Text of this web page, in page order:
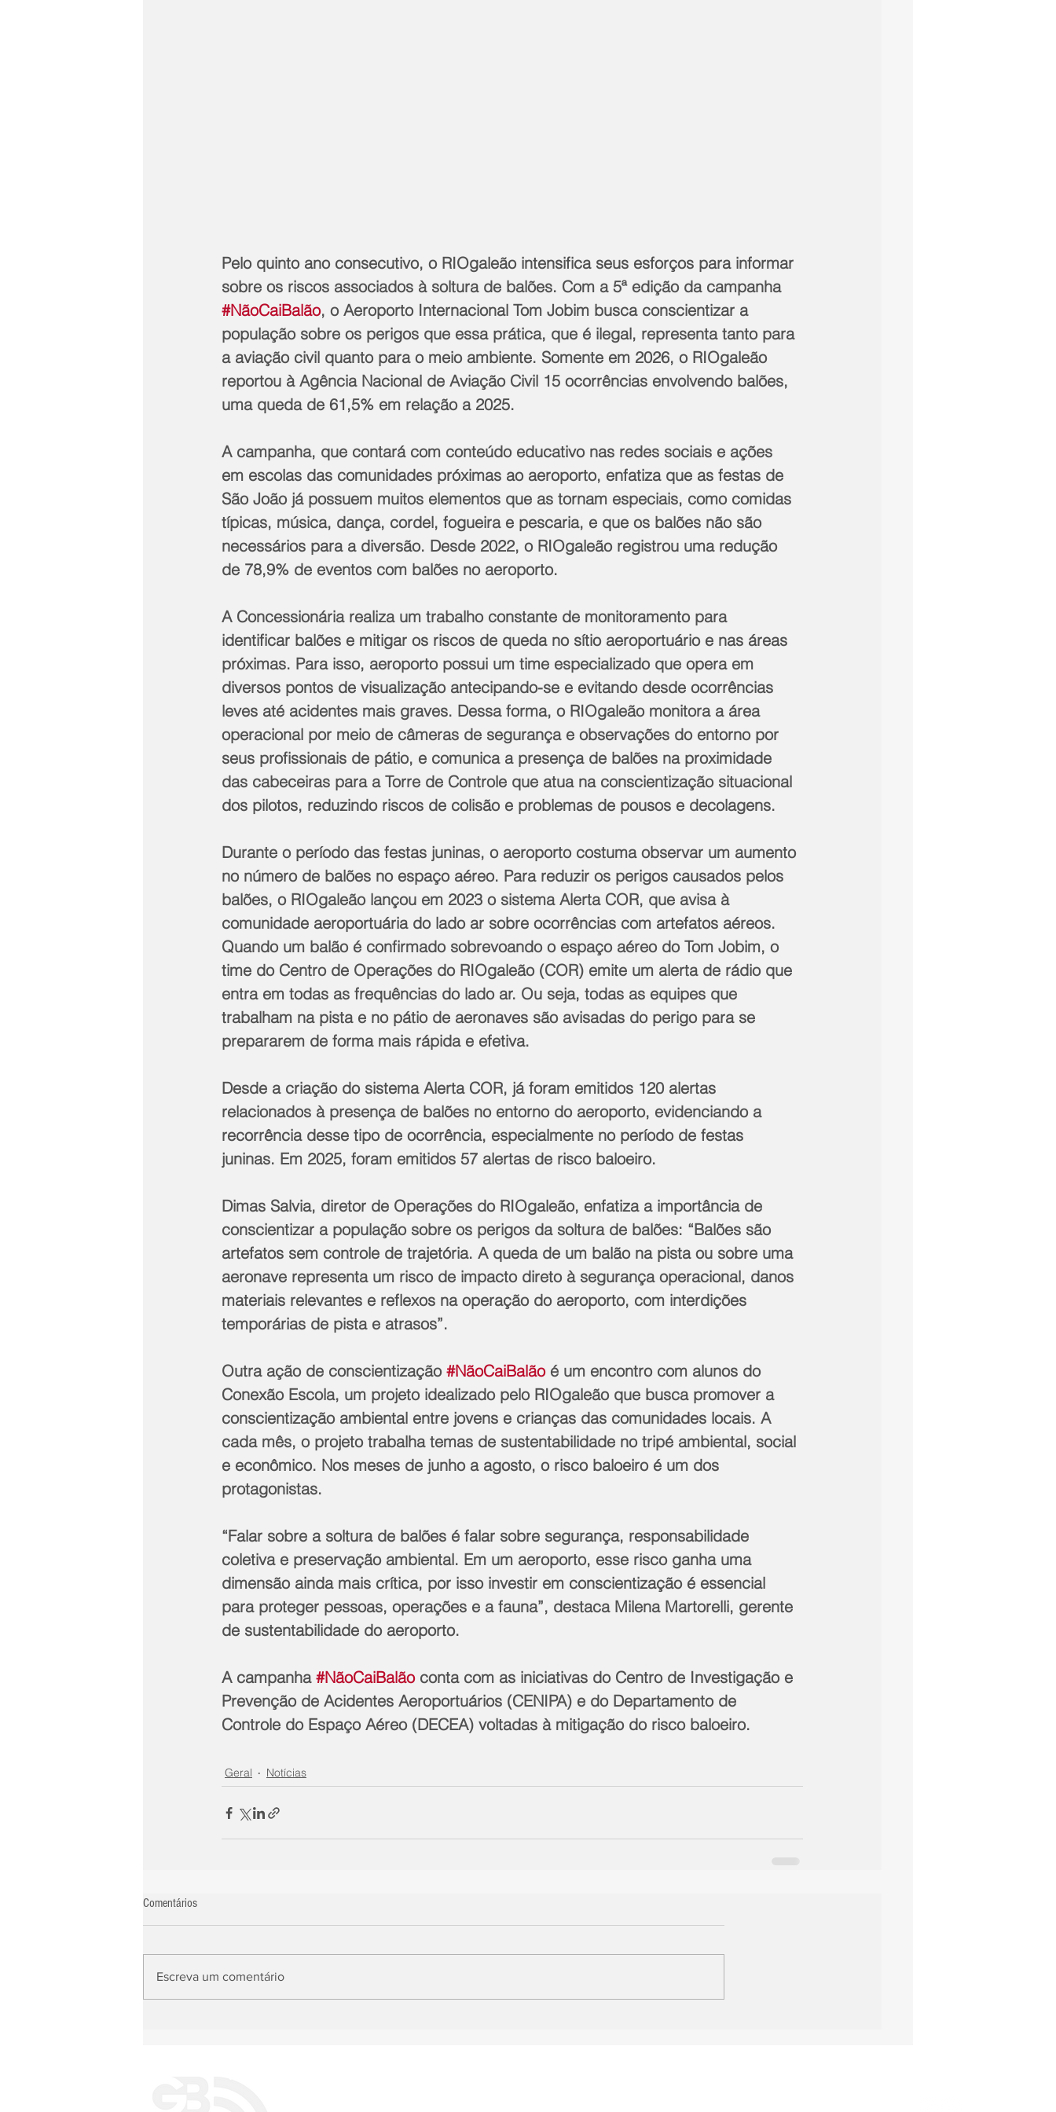
Pelo quinto ano consecutivo, o RIOgaleão intensifica seus esforços para informar
sobre os riscos associados à soltura de balões. Com a 5ª edição da campanha
#NãoCaiBalão, o Aeroporto Internacional Tom Jobim busca conscientizar a
população sobre os perigos que essa prática, que é ilegal, representa tanto para
a aviação civil quanto para o meio ambiente. Somente em 2026, o RIOgaleão
reportou à Agência Nacional de Aviação Civil 15 ocorrências envolvendo balões,
uma queda de 61,5% em relação a 2025.
A campanha, que contará com conteúdo educativo nas redes sociais e ações
em escolas das comunidades próximas ao aeroporto, enfatiza que as festas de
São João já possuem muitos elementos que as tornam especiais, como comidas
típicas, música, dança, cordel, fogueira e pescaria, e que os balões não são
necessários para a diversão. Desde 2022, o RIOgaleão registrou uma redução
de 78,9% de eventos com balões no aeroporto.
A Concessionária realiza um trabalho constante de monitoramento para
identificar balões e mitigar os riscos de queda no sítio aeroportuário e nas áreas
próximas. Para isso, aeroporto possui um time especializado que opera em
diversos pontos de visualização antecipando-se e evitando desde ocorrências
leves até acidentes mais graves. Dessa forma, o RIOgaleão monitora a área
operacional por meio de câmeras de segurança e observações do entorno por
seus profissionais de pátio, e comunica a presença de balões na proximidade
das cabeceiras para a Torre de Controle que atua na conscientização situacional
dos pilotos, reduzindo riscos de colisão e problemas de pousos e decolagens.
Durante o período das festas juninas, o aeroporto costuma observar um aumento
no número de balões no espaço aéreo. Para reduzir os perigos causados pelos
balões, o RIOgaleão lançou em 2023 o sistema Alerta COR, que avisa à
comunidade aeroportuária do lado ar sobre ocorrências com artefatos aéreos.
Quando um balão é confirmado sobrevoando o espaço aéreo do Tom Jobim, o
time do Centro de Operações do RIOgaleão (COR) emite um alerta de rádio que
entra em todas as frequências do lado ar. Ou seja, todas as equipes que
trabalham na pista e no pátio de aeronaves são avisadas do perigo para se
prepararem de forma mais rápida e efetiva.
Desde a criação do sistema Alerta COR, já foram emitidos 120 alertas
relacionados à presença de balões no entorno do aeroporto, evidenciando a
recorrência desse tipo de ocorrência, especialmente no período de festas
juninas. Em 2025, foram emitidos 57 alertas de risco baloeiro.
Dimas Salvia, diretor de Operações do RIOgaleão, enfatiza a importância de
conscientizar a população sobre os perigos da soltura de balões: “Balões são
artefatos sem controle de trajetória. A queda de um balão na pista ou sobre uma
aeronave representa um risco de impacto direto à segurança operacional, danos
materiais relevantes e reflexos na operação do aeroporto, com interdições
temporárias de pista e atrasos”.
Outra ação de conscientização #NãoCaiBalão é um encontro com alunos do
Conexão Escola, um projeto idealizado pelo RIOgaleão que busca promover a
conscientização ambiental entre jovens e crianças das comunidades locais. A
cada mês, o projeto trabalha temas de sustentabilidade no tripé ambiental, social
e econômico. Nos meses de junho a agosto, o risco baloeiro é um dos
protagonistas.
“Falar sobre a soltura de balões é falar sobre segurança, responsabilidade
coletiva e preservação ambiental. Em um aeroporto, esse risco ganha uma
dimensão ainda mais crítica, por isso investir em conscientização é essencial
para proteger pessoas, operações e a fauna”, destaca Milena Martorelli, gerente
de sustentabilidade do aeroporto.
A campanha #NãoCaiBalão conta com as iniciativas do Centro de Investigação e
Prevenção de Acidentes Aeroportuários (CENIPA) e do Departamento de
Controle do Espaço Aéreo (DECEA) voltadas à mitigação do risco baloeiro.
Geral Notícias
Comentários
Escreva um comentário